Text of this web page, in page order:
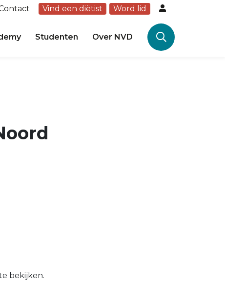
Vind een diëtist Word lid
Studenten Over NVD
bekijken.